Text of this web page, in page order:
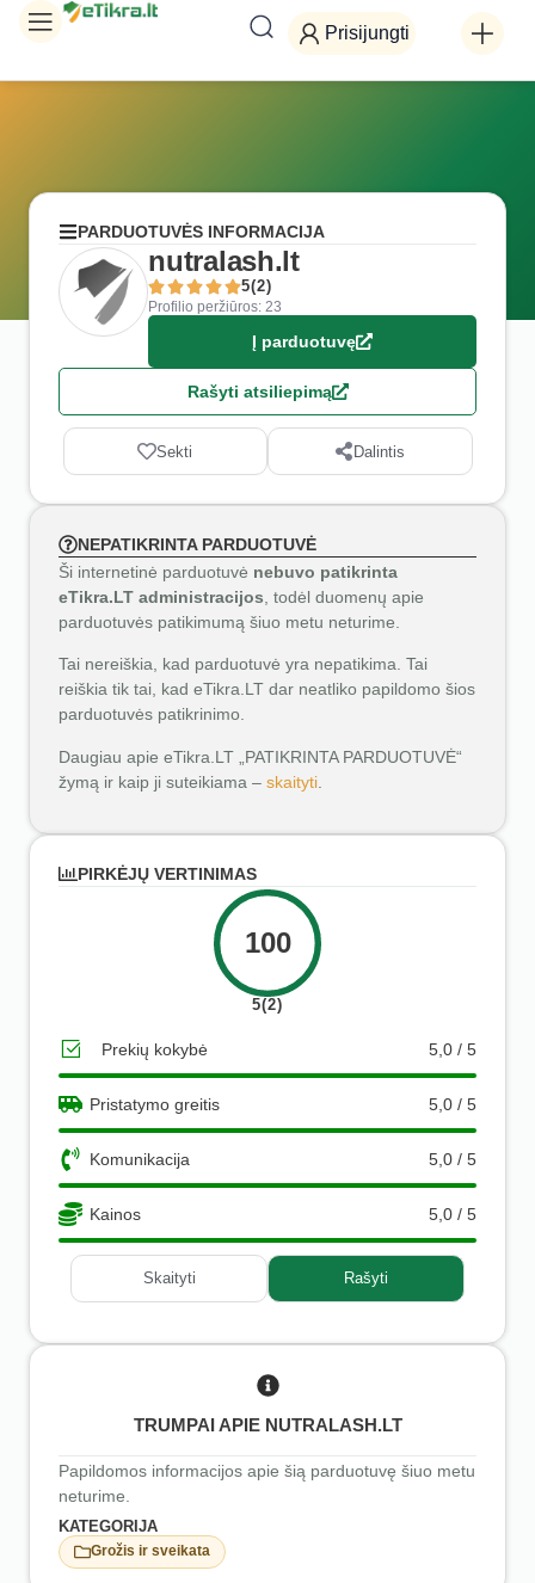
Prisijungti
PARDUOTUVĖS INFORMACIJA
nutralash.lt
5(2)
Profilio peržiūros: 23
Į parduotuvę
Rašyti atsiliepimą
Sekti Dalintis
NEPATIKRINTA PARDUOTUVĖ
Ši internetinė parduotuvė nebuvo patikrinta
eTikra.LT administracijos , todėl duomenų apie
parduotuvės patikimumą šiuo metu neturime.
Tai nereiškia, kad parduotuvė yra nepatikima. Tai
reiškia tik tai, kad eTikra.LT dar neatliko papildomo šios
parduotuvės patikrinimo.
Daugiau apie eTikra.LT „PATIKRINTA PARDUOTUVĖ“
žymą ir kaip ji suteikiama – skaityti
PIRKĖJŲ VERTINIMAS
100
5(2)
Prekių kokybė 5,0 / 5
Pristatymo greitis 5,0 / 5
Komunikacija 5,0 / 5
Kainos 5,0 / 5
Skaityti Rašyti
TRUMPAI APIE NUTRALASH.LT
Papildomos informacijos apie šią parduotuvę šiuo metu
neturime.
KATEGORIJA
Grožis ir sveikata